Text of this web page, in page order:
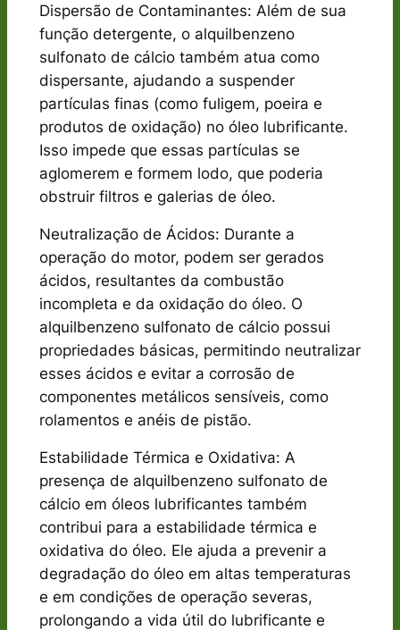
Dispersão de Contaminantes: Além de sua
função detergente, o alquilbenzeno
sulfonato de cálcio também atua como
dispersante, ajudando a suspender
partículas finas (como fuligem, poeira e
produtos de oxidação) no óleo lubrificante.
Isso impede que essas partículas se
aglomerem e formem lodo, que poderia
obstruir filtros e galerias de óleo.
Neutralização de Ácidos: Durante a
operação do motor, podem ser gerados
ácidos, resultantes da combustão
incompleta e da oxidação do óleo. O
alquilbenzeno sulfonato de cálcio possui
propriedades básicas, permitindo neutralizar
esses ácidos e evitar a corrosão de
componentes metálicos sensíveis, como
rolamentos e anéis de pistão.
Estabilidade Térmica e Oxidativa: A
presença de alquilbenzeno sulfonato de
cálcio em óleos lubrificantes também
contribui para a estabilidade térmica e
oxidativa do óleo. Ele ajuda a prevenir a
degradação do óleo em altas temperaturas
e em condições de operação severas,
prolongando a vida útil do lubrificante e